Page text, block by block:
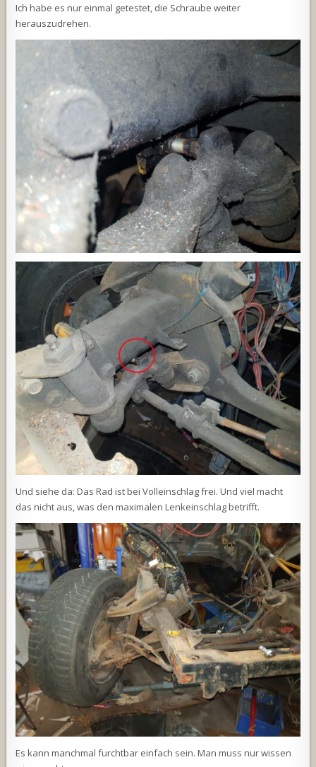
Ich habe es nur einmal getestet, die Schraube weiter
herauszudrehen.
Und siehe da: Das Rad ist bei Volleinschlag frei. Und viel macht
das nicht aus, was den maximalen Lenkeinschlag betrifft.
Es kann manchmal furchtbar einfach sein. Man muss nur wissen